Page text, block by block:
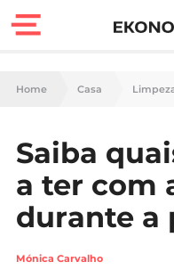
Finanças
Carreira
Casa
Lifestyle
Home Casa
Saiba
a ter com
durante a
Mónica Carvalho